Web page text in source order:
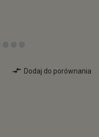
Dodaj do porównania